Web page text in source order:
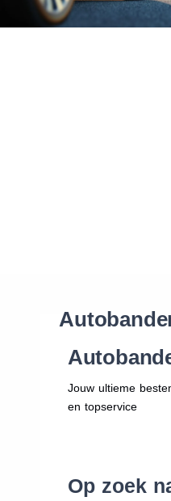
Gratis bezorgd of
Seizoen:
Jouw ultieme
en topservice
Op zoek